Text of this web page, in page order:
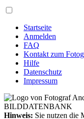
Startseite
Anmelden
FAQ
Kontakt zum
Hilfe
Datenschutz
Impressum
Hinweis: Sie nutzen die